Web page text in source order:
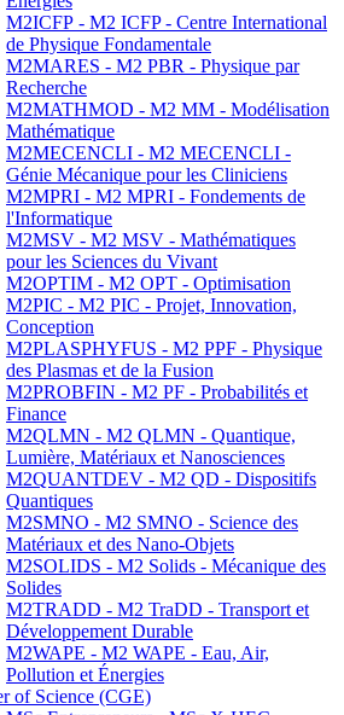
M2ICFP - M2 ICFP - Centre International
de Physique Fondamentale
M2MARES - M2 PBR - Physique par
Recherche
M2MATHMOD - M2 MM - Modélisation
Mathématique
M2MECENCLI - M2 MECENCLI -
Génie Mécanique pour les Cliniciens
M2MPRI - M2 MPRI - Fondements de
l'Informatique
M2MSV - M2 MSV - Mathématiques
pour les Sciences du Vivant
M2OPTIM - M2 OPT - Optimisation
M2PIC - M2 PIC - Projet, Innovation,
Conception
M2PLASPHYFUS - M2 PPF - Physique
des Plasmas et de la Fusion
M2PROBFIN - M2 PF - Probabilités et
Finance
M2QLMN - M2 QLMN - Quantique,
Lumière, Matériaux et Nanosciences
M2QUANTDEV - M2 QD - Dispositifs
Quantiques
M2SMNO - M2 SMNO - Science des
Matériaux et des Nano-Objets
M2SOLIDS - M2 Solids - Mécanique des
Solides
M2TRADD - M2 TraDD - Transport et
Développement Durable
M2WAPE - M2 WAPE - Eau, Air,
Pollution et Énergies
of Science (CGE)